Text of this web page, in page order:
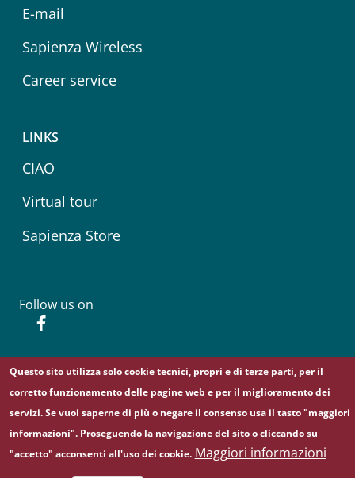
E-mail
Sapienza Wireless
Career service
LINKS
CIAO
Virtual tour
Sapienza Store
Follow us on
© Sapienza Università di Roma - Piazzale Aldo Moro 5,
00185 Roma - (+39) 06 49911 - C.F.: 80209930587 - P. Iva:
02133771002
Questo sito utilizza solo cookie tecnici, propri e di terze parti, per il
corretto funzionamento delle pagine web e per il miglioramento dei
servizi. Se vuoi saperne di più o negare il consenso usa il tasto "maggiori
informazioni". Proseguendo la navigazione del sito o cliccando su
"accetto" acconsenti all'uso dei cookie. Maggiori informazioni